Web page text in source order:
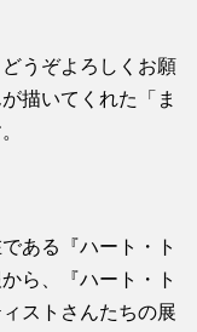
うぞよろしくお願
描いてくれた「ま
ある『ハート・ト
ら、『ハート・ト
ストさんたちの展